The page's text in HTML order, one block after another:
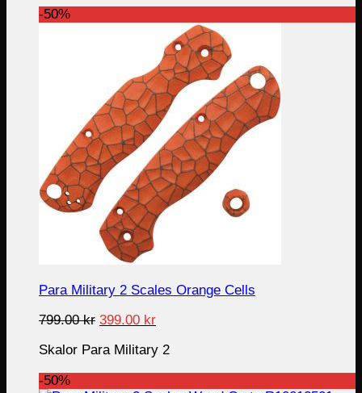
-50%
Para Military 2 Scales Orange Cells
799.00kr Original
was:
399.00 krCurrent
is:
Skalor Para Military 2
-50%